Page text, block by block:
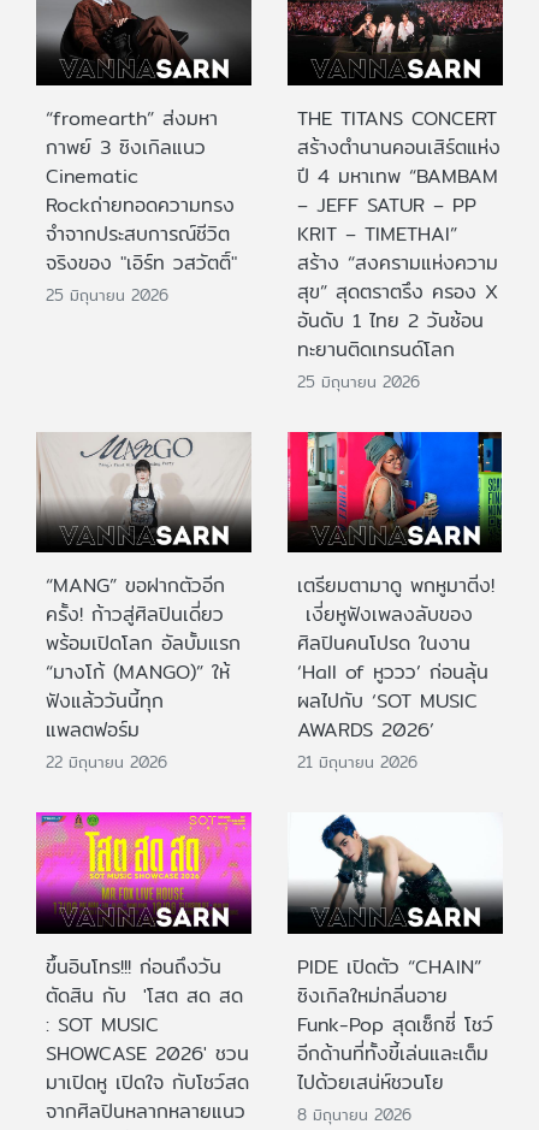
“fromearth” ส่งมหา
กาพย์ 3 ซิงเกิลแนว
Cinematic
Rockถ่ายทอดความทรง
จำจากประสบการณ์ชีวิต
จริงของ "เอิร์ท วสวัตติ์"
25 มิถุนายน 2026
THE TITANS CONCERT
สร้างตำนานคอนเสิร์ตแห่ง
ปี 4 มหาเทพ “BAMBAM
– JEFF SATUR – PP
KRIT – TIMETHAI”
สร้าง “สงครามแห่งความ
สุข” สุดตราตรึง ครอง X
อันดับ 1 ไทย 2 วันซ้อน
ทะยานติดเทรนด์โลก
25 มิถุนายน 2026
“MANG” ขอฝากตัวอีก
ครั้ง! ก้าวสู่ศิลปินเดี่ยว
พร้อมเปิดโลก อัลบั้มแรก
“มางโก้ (MANGO)” ให้
ฟังแล้ววันนี้ทุก
แพลตฟอร์ม
22 มิถุนายน 2026
เตรียมตามาดู พกหูมาติ่ง!
เงี่ยหูฟังเพลงลับของ
ศิลปินคนโปรด ในงาน
‘Hall of หูววว’ ก่อนลุ้น
ผลไปกับ ‘SOT MUSIC
AWARDS 2026’
21 มิถุนายน 2026
ขึ้นอินโทร!!! ก่อนถึงวัน
ตัดสิน กับ 'โสต สด สด
: SOT MUSIC
SHOWCASE 2026' ชวน
มาเปิดหู เปิดใจ กับโชว์สด
จากศิลปินหลากหลายแนว
PIDE เปิดตัว “CHAIN”
ซิงเกิลใหม่กลิ่นอาย
Funk-Pop สุดเซ็กซี่ โชว์
อีกด้านที่ทั้งขี้เล่นและเต็ม
ไปด้วยเสน่ห์ชวนโย
8 มิถุนายน 2026